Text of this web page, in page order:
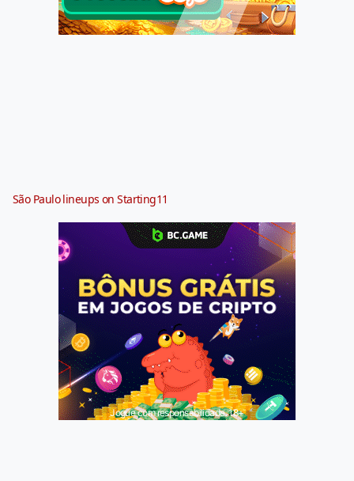
São Paulo lineups on Starting11
Jogue com responsabilidade. 18+